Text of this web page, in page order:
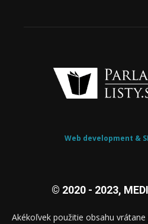
Web development &
© 2020 - 2023,
Akékoľvek použitie obsahu